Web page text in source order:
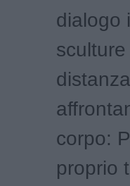
dialogo
corpo:
proprio